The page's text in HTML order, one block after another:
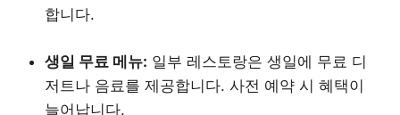
합니다.
생일 무료 메뉴: 일부 레스토랑은 생일에 무료 디
저트나 음료를 제공합니다. 사전 예약 시 혜택이
늘어납니다.